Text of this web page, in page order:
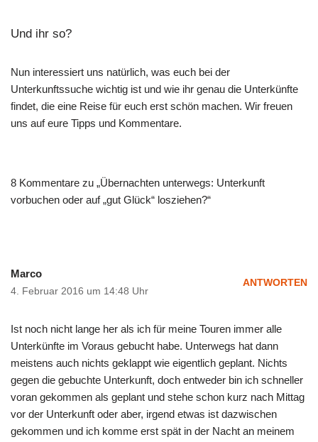
Und ihr so?
Nun interessiert uns natürlich, was euch bei der
Unterkunftssuche wichtig ist und wie ihr genau die Unterkünfte
findet, die eine Reise für euch erst schön machen. Wir freuen
uns auf eure Tipps und Kommentare.
8 Kommentare zu „Übernachten unterwegs: Unterkunft
vorbuchen oder auf „gut Glück“ losziehen?“
Marco
4. Februar 2016 um 14:48 Uhr
ANTWORTEN
Ist noch nicht lange her als ich für meine Touren immer alle
Unterkünfte im Voraus gebucht habe. Unterwegs hat dann
meistens auch nichts geklappt wie eigentlich geplant. Nichts
gegen die gebuchte Unterkunft, doch entweder bin ich schneller
voran gekommen als geplant und stehe schon kurz nach Mittag
vor der Unterkunft oder aber, irgend etwas ist dazwischen
gekommen und ich komme erst spät in der Nacht an meinem